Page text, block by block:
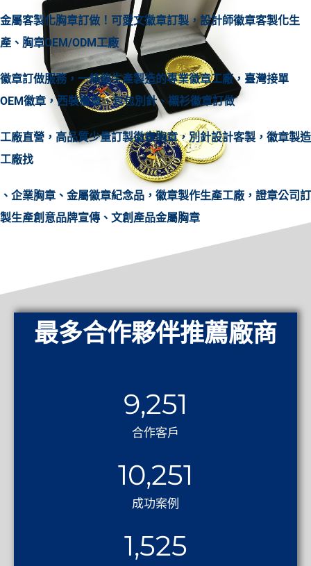
金屬客製化胸章訂做！可愛文徽章訂製，設計師徽章客製化生
產、胸章OEM/ODM工廠
徽章訂做服務，一條龍生產製造的專業徽章工廠，臺灣接單
OEM徽章，西裝徽章、包包別針、襯衫徽章訂做
工廠直營，高品質少量訂製徽章胸章，別針設計客製，徽章製造
工廠找
、企業胸章、金屬徽章紀念品，徽章製作生產工廠，證章公司訂
製生產創意品牌宣傳、文創產品金屬胸章
最多合作夥伴推薦廠商
合作客戶
9,251
成功案例
10,251
1,525